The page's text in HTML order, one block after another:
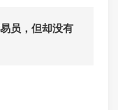
员，但却没有